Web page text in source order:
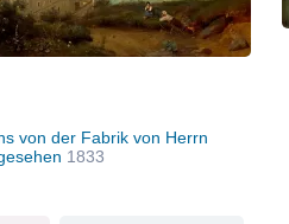
von der Fabrik von Herrn
1833